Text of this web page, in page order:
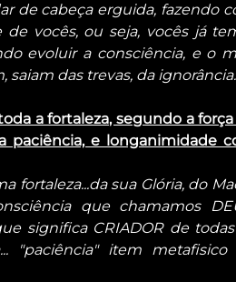
de cabeça erguida, fazendo
de vocês, ou seja, vocês já
evoluir a consciência, e o
saiam das trevas, da
a fortaleza, segundo a
paciência, e longanimidade
fortaleza...da sua Glória, do
que chamamos
significa CRIADOR de
"paciência" item metafisico